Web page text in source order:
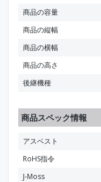
商品の容量
商品の縦幅
商品の横幅
商品の高さ
後継機種
商品スペック情報
アスベスト
RoHS指令
J-Moss